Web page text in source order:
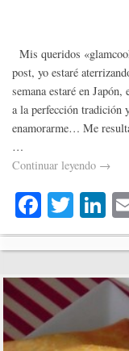
Mis queridos
post, yo estaré
semana estaré en Japón,
a la perfección tradición
enamorarme… Me
…
Continuar leyendo →
Fa
ce
bo
ok
T
wi
tte
r
Li
ed
In